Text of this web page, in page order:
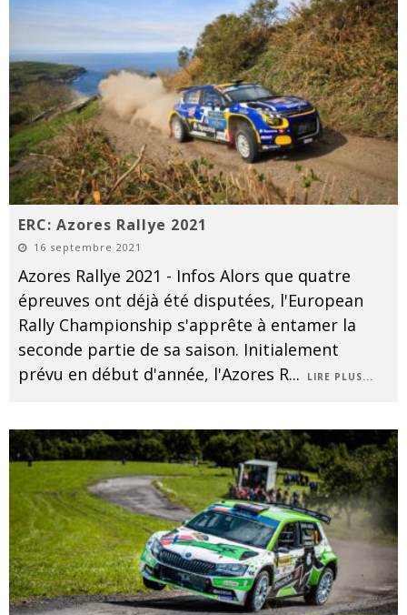
ERC: Azores Rallye 2021
16 septembre 2021
Azores Rallye 2021 - Infos Alors que quatre
épreuves ont déjà été disputées, l'European
Rally Championship s'apprête à entamer la
seconde partie de sa saison. Initialement
prévu en début d'année, l'Azores R... LIRE PLUS...